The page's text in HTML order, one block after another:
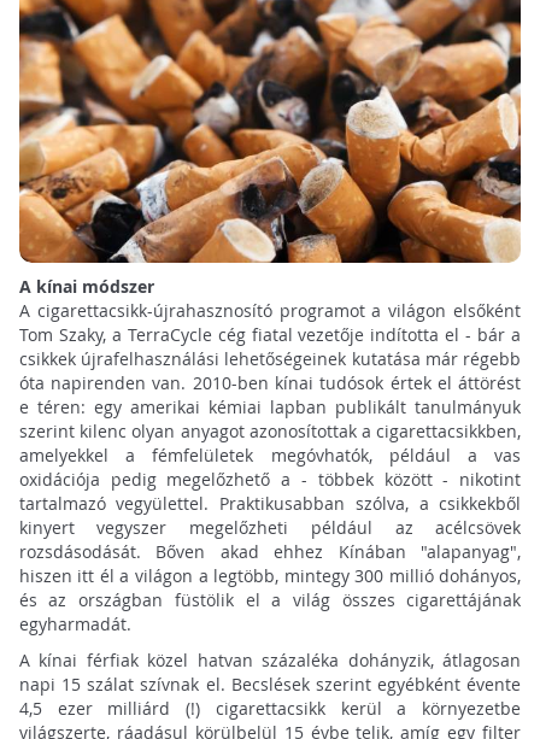
A kínai módszer
A cigarettacsikk-újrahasznosító programot a világon elsőként
Tom Szaky, a TerraCycle cég fiatal vezetője indította el - bár a
csikkek újrafelhasználási lehetőségeinek kutatása már régebb
óta napirenden van. 2010-ben kínai tudósok értek el áttörést
e téren: egy amerikai kémiai lapban publikált tanulmányuk
szerint kilenc olyan anyagot azonosítottak a cigarettacsikkben,
amelyekkel a fémfelületek megóvhatók, például a vas
oxidációja pedig megelőzhető a - többek között - nikotint
tartalmazó vegyülettel. Praktikusabban szólva, a csikkekből
kinyert vegyszer megelőzheti például az acélcsövek
rozsdásodását. Bőven akad ehhez Kínában "alapanyag",
hiszen itt él a világon a legtöbb, mintegy 300 millió dohányos,
és az országban füstölik el a világ összes cigarettájának
egyharmadát.
A kínai férfiak közel hatvan százaléka dohányzik, átlagosan
napi 15 szálat szívnak el. Becslések szerint egyébként évente
4,5 ezer milliárd (!) cigarettacsikk kerül a környezetbe
világszerte, ráadásul körülbelül 15 évbe telik, amíg egy filter